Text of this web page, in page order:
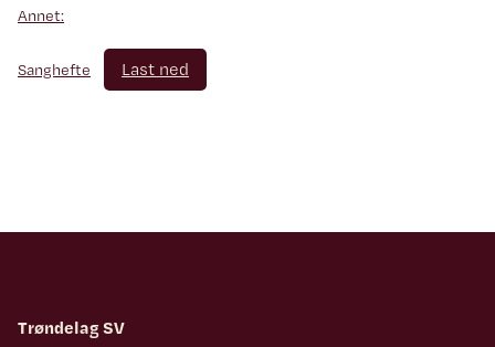
Annet:
Sanghefte Last ned
Trøndelag SV